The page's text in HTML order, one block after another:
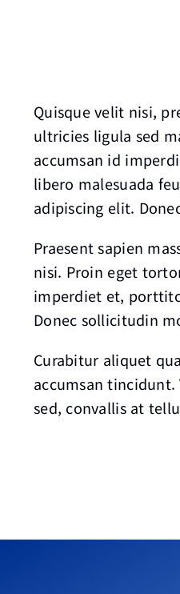
Quisque velit nisi,
ultricies ligula sed
accumsan id
libero malesuada
adipiscing elit.
Praesent sapien
nisi. Proin eget
imperdiet et,
Donec sollicitudin
Curabitur aliquet
accumsan
sed, convallis at